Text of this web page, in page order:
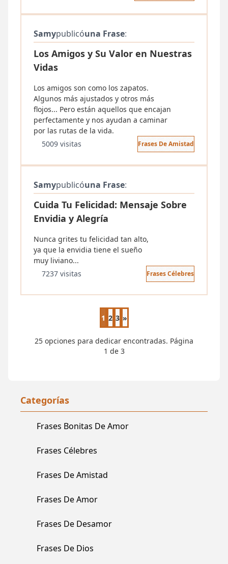
Categorías
Frases Bonitas De Amor
Frases Célebres
Frases De Amistad
Frases De Amor
Frases De Desamor
Frases De Dios
Samypublicóuna Frase:
Los Amigos y Su Valor en Nuestras
Vidas
Los amigos son como los zapatos.
Algunos más ajustados y otros más
flojos... Pero están aquellos que encajan
perfectamente y nos ayudan a caminar
por las rutas de la vida.
5009 visitas
Frases De Amistad
Samypublicóuna Frase:
Cuida Tu Felicidad: Mensaje Sobre
Envidia y Alegría
Nunca grites tu felicidad tan alto,
ya que la envidia tiene el sueño
muy liviano...
7237 visitas
Frases Célebres
1 2 3 Página siguiente
»
25 opciones para dedicar encontradas. Página
1 de 3